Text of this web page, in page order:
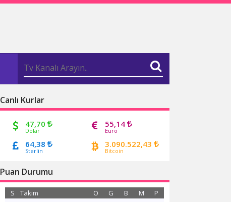
Canlı Kurlar
47,70
Dolar
55,14
Euro
64,38
Sterlin
3.090.522,43
Bitcoin
Puan Durumu
S Takım P
M
B
G
O